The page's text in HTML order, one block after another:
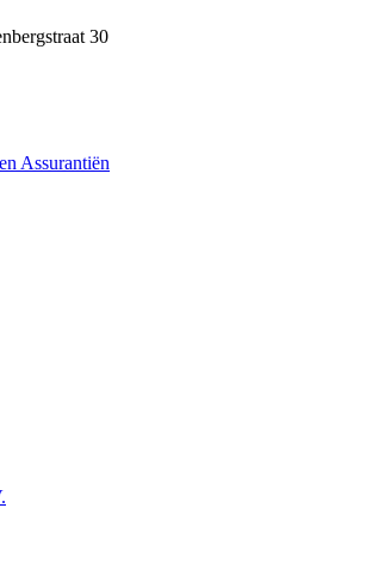
30
Assurantiën